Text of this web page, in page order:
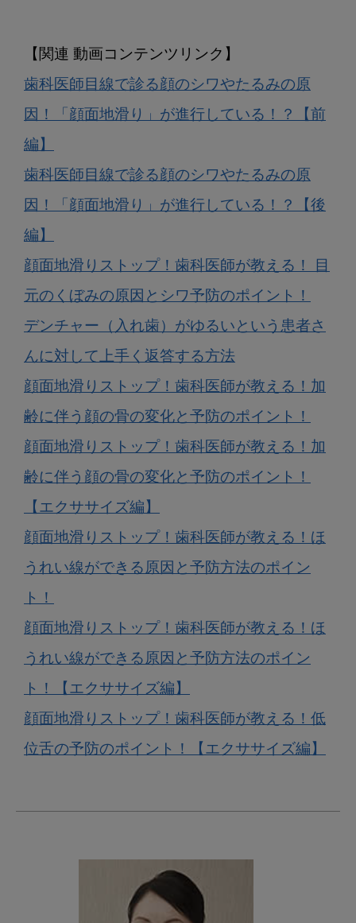
歯科医師目線で診る顔のシワやたるみの原
因！「顔面地滑り」が進行している！？【前
編】
歯科医師目線で診る顔のシワやたるみの原
因！「顔面地滑り」が進行している！？【後
編】
顔面地滑りストップ！歯科医師が教える！ 目
元のくぼみの原因とシワ予防のポイント！
デンチャー（入れ歯）がゆるいという患者さ
んに対して上手く返答する方法
顔面地滑りストップ！歯科医師が教える！加
齢に伴う顔の骨の変化と予防のポイント！
顔面地滑りストップ！歯科医師が教える！加
齢に伴う顔の骨の変化と予防のポイント！
【エクササイズ編】
顔面地滑りストップ！歯科医師が教える！ほ
うれい線ができる原因と予防方法のポイン
ト！
顔面地滑りストップ！歯科医師が教える！ほ
うれい線ができる原因と予防方法のポイン
ト！【エクササイズ編】
顔面地滑りストップ！歯科医師が教える！低
位舌の予防のポイント！【エクササイズ編】